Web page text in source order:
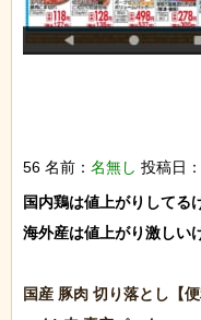
56 名前： 名無し 投稿日
国内鶏は値上がりしてる
海外産は値上がり激しい
国産 豚肉 切り落とし【